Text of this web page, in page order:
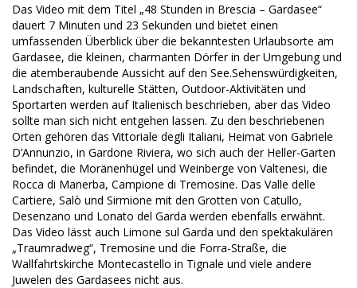
Das Video mit dem Titel „48 Stunden in Brescia – Gardasee“
dauert 7 Minuten und 23 Sekunden und bietet einen
umfassenden Überblick über die bekanntesten Urlaubsorte am
Gardasee, die kleinen, charmanten Dörfer in der Umgebung und
die atemberaubende Aussicht auf den See.Sehenswürdigkeiten,
Landschaften, kulturelle Stätten, Outdoor-Aktivitäten und
Sportarten werden auf Italienisch beschrieben, aber das Video
sollte man sich nicht entgehen lassen. Zu den beschriebenen
Orten gehören das Vittoriale degli Italiani, Heimat von Gabriele
D’Annunzio, in Gardone Riviera, wo sich auch der Heller-Garten
befindet, die Moränenhügel und Weinberge von Valtenesi, die
Rocca di Manerba, Campione di Tremosine. Das Valle delle
Cartiere, Salò und Sirmione mit den Grotten von Catullo,
Desenzano und Lonato del Garda werden ebenfalls erwähnt.
Das Video lässt auch Limone sul Garda und den spektakulären
„Traumradweg“, Tremosine und die Forra-Straße, die
Wallfahrtskirche Montecastello in Tignale und viele andere
Juwelen des Gardasees nicht aus.